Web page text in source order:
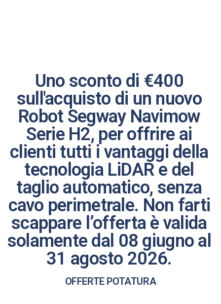
Uno sconto di €400
sull'acquisto di un nuovo
Robot Segway Navimow
Serie H2, per offrire ai
clienti tutti i vantaggi della
tecnologia LiDAR e del
taglio automatico, senza
cavo perimetrale. Non farti
scappare l’offerta è valida
solamente dal 08 giugno al
31 agosto 2026.
OFFERTE POTATURA